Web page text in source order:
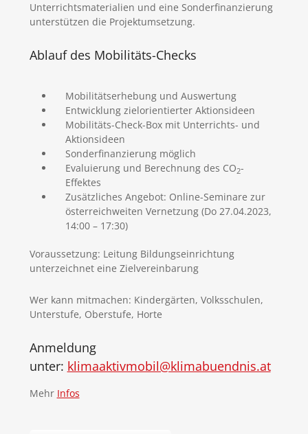
Unterrichtsmaterialien und eine Sonderfinanzierung
unterstützen die Projektumsetzung.
Ablauf des Mobilitäts-Checks
Mobilitätserhebung und Auswertung
Entwicklung zielorientierter Aktionsideen
Mobilitäts-Check-Box mit Unterrichts- und
Aktionsideen
Sonderfinanzierung möglich
Evaluierung und Berechnung des CO2-
Effektes
Zusätzliches Angebot: Online-Seminare zur
österreichweiten Vernetzung (Do 27.04.2023,
14:00 – 17:30)
Voraussetzung: Leitung Bildungseinrichtung
unterzeichnet eine Zielvereinbarung
Wer kann mitmachen: Kindergärten, Volksschulen,
Unterstufe, Oberstufe, Horte
Anmeldung
unter: klimaaktivmobil@klimabuendnis.at
Mehr Infos